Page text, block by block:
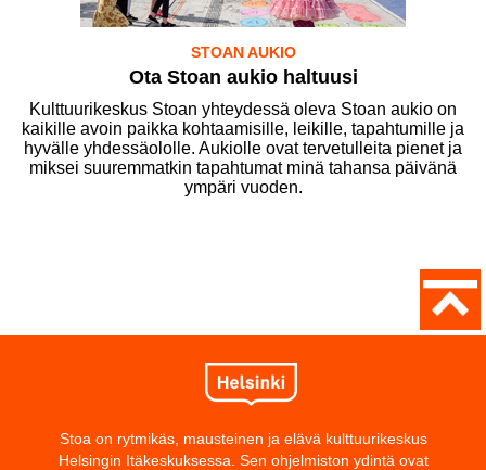
STOAN AUKIO
Ota Stoan aukio haltuusi
Kulttuurikeskus Stoan yhteydessä oleva Stoan aukio on
kaikille avoin paikka kohtaamisille, leikille, tapahtumille ja
hyvälle yhdessäololle. Aukiolle ovat tervetulleita pienet ja
miksei suuremmatkin tapahtumat minä tahansa päivänä
ympäri vuoden.
Stoa on rytmikäs, mausteinen ja elävä kulttuurikeskus
Helsingin Itäkeskuksessa. Sen ohjelmiston ydintä ovat